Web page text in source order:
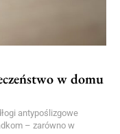
w domu
antypoślizgowe
– zarówno w